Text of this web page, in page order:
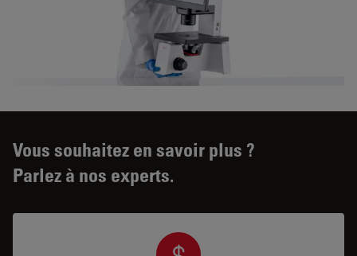
Vous souhaitez en savoir plus ?
Parlez à nos experts.